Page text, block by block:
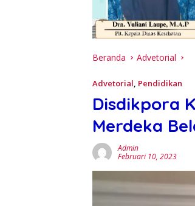
Beranda Advetorial
Advetorial, Pendidikan
Disdikpora
Merdeka
Admin
Februari 10, 2023